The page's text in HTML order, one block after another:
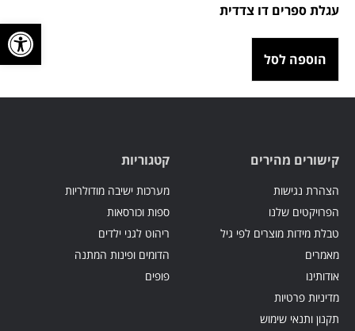
פתח
עגלת ספרים דו צדדית
הוספה לסל
קישורים מהירים
הצהרת נגישות
הפרויקטים שלנו
טבלת מידות מוצרים לפי גיל
מאמרים
אודותינו
מדיניות פרטיות
תקנון ותנאי שימוש
קטגוריות
מערכות ישיבה מודולריות
ספות וכורסאות
ריהוט לגני ילדים
הדומים ופינות המתנה
פופים